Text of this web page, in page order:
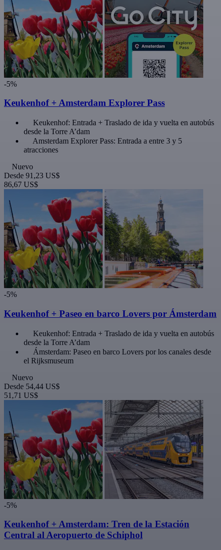
-5%
Keukenhof + Amsterdam Explorer Pass
Keukenhof: Entrada + Traslado de ida y vuelta en autobús
desde la Torre A’dam
Amsterdam Explorer Pass: Entrada a entre 3 y 5
atracciones
Nuevo
Desde 91,23 US$
86,67 US$
-5%
Keukenhof + Paseo en barco Lovers por Ámsterdam
Keukenhof: Entrada + Traslado de ida y vuelta en autobús
desde la Torre A’dam
Ámsterdam: Paseo en barco Lovers por los canales desde
el Rijksmuseum
Nuevo
Desde 54,44 US$
51,71 US$
-5%
Keukenhof + Amsterdam: Tren de la Estación
Central al Aeropuerto de Schiphol